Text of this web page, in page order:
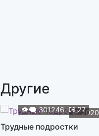
Другие
📆2020
👁️‍🗨️301246 💽27
Трудные подростки